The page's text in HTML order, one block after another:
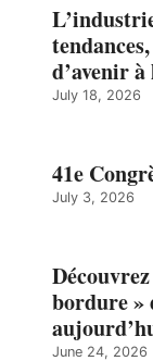
d’avenir
July 18, 2026
41e
July 3, 2026
bordure »
June 24, 2026